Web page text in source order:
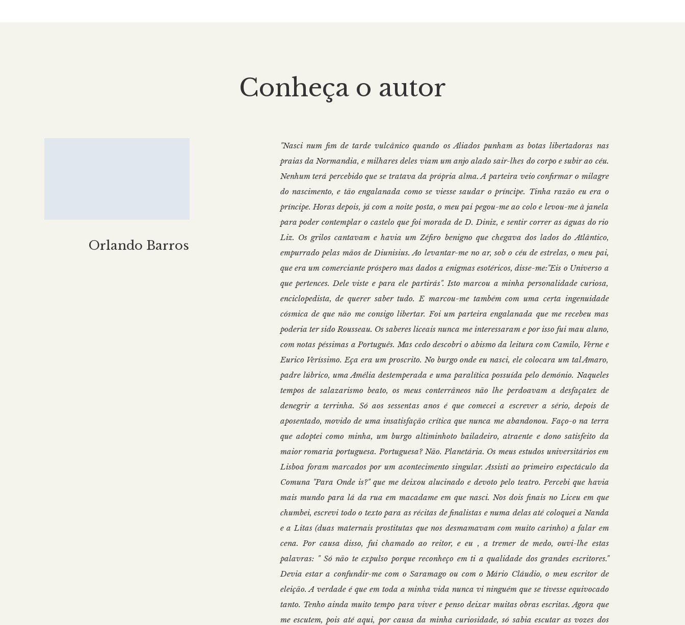
Conheça o autor
Orlando Barros
"Nasci num fim de tarde vulcânico quando os Aliados punham as botas libertadoras nas
praias da Normandia, e milhares deles viam um anjo alado sair-lhes do corpo e subir ao céu.
Nenhum terá percebido que se tratava da própria alma. A parteira veio confirmar o milagre
do nascimento, e tão engalanada como se viesse saudar o príncipe. Tinha razão eu era o
príncipe. Horas depois, já com a noite posta, o meu pai pegou-me ao colo e levou-me à janela
para poder contemplar o castelo que foi morada de D. Diniz, e sentir correr as águas do rio
Liz. Os grilos cantavam e havia um Zéfiro benigno que chegava dos lados do Atlântico,
empurrado pelas mãos de Diunisius. Ao levantar-me no ar, sob o céu de estrelas, o meu pai,
que era um comerciante próspero mas dados a enigmas esotéricos, disse-me:"Eis o Universo a
que pertences. Dele viste e para ele partirás". Isto marcou a minha personalidade curiosa,
enciclopedista, de querer saber tudo. E marcou-me também com uma certa ingenuidade
cósmica de que não me consigo libertar. Foi um parteira engalanada que me recebeu mas
poderia ter sido Rousseau. Os saberes liceais nunca me interessaram e por isso fui mau aluno,
com notas péssimas a Português. Mas cedo descobri o abismo da leitura com Camilo, Verne e
Eurico Veríssimo. Eça era um proscrito. No burgo onde eu nasci, ele colocara um tal Amaro,
padre lúbrico, uma Amélia destemperada e uma paralítica possuída pelo demónio. Naqueles
tempos de salazarismo beato, os meus conterrâneos não lhe perdoavam a desfaçatez de
denegrir a terrinha. Só aos sessentas anos é que comecei a escrever a sério, depois de
aposentado, movido de uma insatisfação crítica que nunca me abandonou. Faço-o na terra
que adoptei como minha, um burgo altiminhoto bailadeiro, atraente e dono satisfeito da
maior romaria portuguesa. Portuguesa? Não. Planetária. Os meus estudos universitários em
Lisboa foram marcados por um acontecimento singular. Assisti ao primeiro espectáculo da
Comuna "Para Onde is?" que me deixou alucinado e devoto pelo teatro. Percebi que havia
mais mundo para lá da rua em macadame em que nasci. Nos dois finais no Liceu em que
chumbei, escrevi todo o texto para as récitas de finalistas e numa delas até coloquei a Nanda
e a Litas (duas maternais prostitutas que nos desmamavam com muito carinho) a falar em
cena. Por causa disso, fui chamado ao reitor, e eu , a tremer de medo, ouvi-lhe estas
palavras: " Só não te expulso porque reconheço em ti a qualidade dos grandes escritores."
Devia estar a confundir-me com o Saramago ou com o Mário Cláudio, o meu escritor de
eleição. A verdade é que em toda a minha vida nunca vi ninguém que se tivesse equivocado
tanto. Tenho ainda muito tempo para viver e penso deixar muitas obras escritas. Agora que
me escutem, pois até aqui, por causa da minha curiosidade, só sabia escutar as vozes dos